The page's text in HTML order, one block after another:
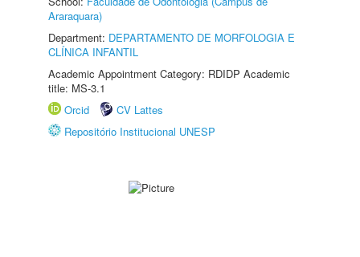
Araraquara)
Department: DEPARTAMENTO DE MORFOLOGIA E
CLÍNICA INFANTIL
Academic Appointment Category: RDIDP Academic
title: MS-3.1
Orcid
CV Lattes
Repositório Institucional UNESP